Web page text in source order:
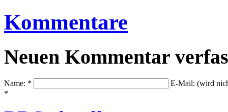
Kommentare
Neuen Kommentar
Name: *
E-Mail: (wird
*